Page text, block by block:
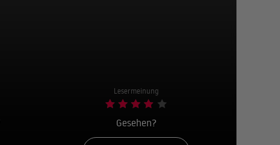
Lesermeinung
Gesehen?